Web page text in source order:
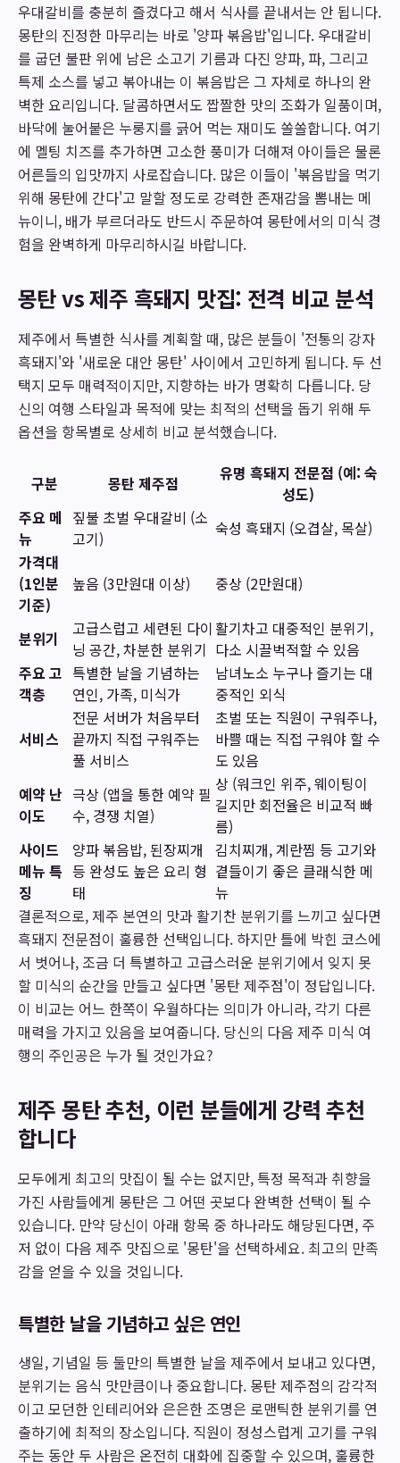
우대갈비를 충분히 즐겼다고 해서 식사를 끝내서는 안 됩니다.
몽탄의 진정한 마무리는 바로 '양파 볶음밥'입니다. 우대갈비
를 굽던 불판 위에 남은 소고기 기름과 다진 양파, 파, 그리고
특제 소스를 넣고 볶아내는 이 볶음밥은 그 자체로 하나의 완
벽한 요리입니다. 달콤하면서도 짭짤한 맛의 조화가 일품이며,
바닥에 눌어붙은 누룽지를 긁어 먹는 재미도 쏠쏠합니다. 여기
에 멜팅 치즈를 추가하면 고소한 풍미가 더해져 아이들은 물론
어른들의 입맛까지 사로잡습니다. 많은 이들이 '볶음밥을 먹기
위해 몽탄에 간다'고 말할 정도로 강력한 존재감을 뽐내는 메
뉴이니, 배가 부르더라도 반드시 주문하여 몽탄에서의 미식 경
험을 완벽하게 마무리하시길 바랍니다.
몽탄 vs 제주 흑돼지 맛집: 전격 비교 분석
제주에서 특별한 식사를 계획할 때, 많은 분들이 '전통의 강자
흑돼지'와 '새로운 대안 몽탄' 사이에서 고민하게 됩니다. 두 선
택지 모두 매력적이지만, 지향하는 바가 명확히 다릅니다. 당
신의 여행 스타일과 목적에 맞는 최적의 선택을 돕기 위해 두
옵션을 항목별로 상세히 비교 분석했습니다.
구분 몽탄 제주점
유명 흑돼지 전문점 (예: 숙
성도)
주요 메
뉴
짚불 초벌 우대갈비 (소
고기)
숙성 흑돼지 (오겹살, 목살)
가격대
(1인분
기준)
높음 (3만원대 이상) 중상 (2만원대)
분위기
고급스럽고 세련된 다이
닝 공간, 차분한 분위기
활기차고 대중적인 분위기,
다소 시끌벅적할 수 있음
주요 고
객층
특별한 날을 기념하는
연인, 가족, 미식가
남녀노소 누구나 즐기는 대
중적인 외식
서비스
전문 서버가 처음부터
끝까지 직접 구워주는
풀 서비스
초벌 또는 직원이 구워주나,
바쁠 때는 직접 구워야 할 수
도 있음
예약 난
이도
극상 (앱을 통한 예약 필
수, 경쟁 치열)
상 (워크인 위주, 웨이팅이
길지만 회전율은 비교적 빠
름)
사이드
메뉴 특
징
양파 볶음밥, 된장찌개
등 완성도 높은 요리 형
태
김치찌개, 계란찜 등 고기와
곁들이기 좋은 클래식한 메
뉴
결론적으로, 제주 본연의 맛과 활기찬 분위기를 느끼고 싶다면
흑돼지 전문점이 훌륭한 선택입니다. 하지만 틀에 박힌 코스에
서 벗어나, 조금 더 특별하고 고급스러운 분위기에서 잊지 못
할 미식의 순간을 만들고 싶다면 '몽탄 제주점'이 정답입니다.
이 비교는 어느 한쪽이 우월하다는 의미가 아니라, 각기 다른
매력을 가지고 있음을 보여줍니다. 당신의 다음 제주 미식 여
행의 주인공은 누가 될 것인가요?
제주 몽탄 추천, 이런 분들에게 강력 추천
합니다
모두에게 최고의 맛집이 될 수는 없지만, 특정 목적과 취향을
가진 사람들에게 몽탄은 그 어떤 곳보다 완벽한 선택이 될 수
있습니다. 만약 당신이 아래 항목 중 하나라도 해당된다면, 주
저 없이 다음 제주 맛집으로 '몽탄'을 선택하세요. 최고의 만족
감을 얻을 수 있을 것입니다.
특별한 날을 기념하고 싶은 연인
생일, 기념일 등 둘만의 특별한 날을 제주에서 보내고 있다면,
분위기는 음식 맛만큼이나 중요합니다. 몽탄 제주점의 감각적
이고 모던한 인테리어와 은은한 조명은 로맨틱한 분위기를 연
출하기에 최적의 장소입니다. 직원이 정성스럽게 고기를 구워
주는 동안 두 사람은 온전히 대화에 집중할 수 있으며, 훌륭한